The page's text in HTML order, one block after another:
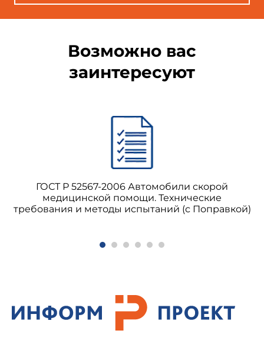
Возможно вас
заинтересуют
ГОСТ Р 52567-2006 Автомобили скорой
медицинской помощи. Технические
требования и методы испытаний (с Поправкой)